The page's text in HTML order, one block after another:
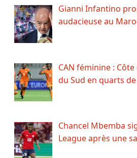
Gianni Infantino
audacieuse au
CAN féminine :
du Sud en quarts
Chancel Mbemba
League après une